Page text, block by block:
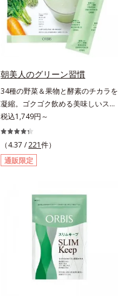
朝美人のグリーン習慣
34種の野菜＆果物と酵素のチカラを
凝縮。ゴクゴク飲める美味しいスム
ージーでスッキリ生活をサポート。
酵素と野菜＆果物のパワーで、スッ
キリ生活を応援する、粉末状の酵素
スムージーです。赤米や大麦などの
9種の素材を、黒・黄・白の3種の麹
キウイフルーツ粉末を配合。さらに
日常では摂りづらいスーパーフー
ド・ウィートグラスや緑黄色野菜な
ど、厳選した34種の野菜と果物もた
っぷり入っており、いろいろな素材
を手軽に摂取できます。やすらぎの
ローズマリーとペパーミントの2種
のハーブも入っています。豆乳また
税込1,749円～
（4.37 /221件）
通販限定